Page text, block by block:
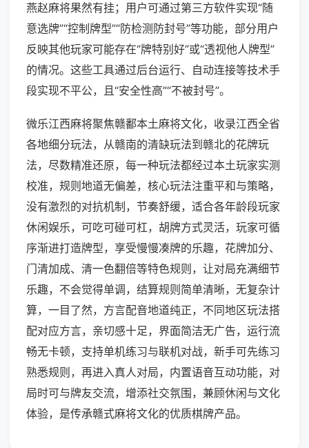
燕赵麻将果然有挂；用户可通过第三方软件实现“随
意选牌”“控制牌型”“防检测防封号”等功能，部分用户
反映其他玩家可能存在“牌特别好”或“透视他人牌型”
的情况。这些工具通过后台运行、自动连接等技术手
段实现不平公，且“安全性高”“不被封号”。
微乐江西麻将聚焦赣鄱本土麻将文化，收录江西全省
各地细分玩法，从赣南的清缺玩法到赣北的花牌玩
法，尽数精准还原，每一种玩法都经过本土玩家实测
校准，规则地道无偏差，核心玩法注重平和与策略，
没有激烈的对抗机制，节奏舒缓，适合各年龄段玩家
休闲娱乐，可吃可碰可杠，胡牌方式灵活，玩家可循
序渐进打造牌型，享受慢慢凑牌的乐趣，花牌加分、
门清加成、清一色翻倍等特色规则，让对局充满细节
乐趣，不会觉得单调，结算规则简单清晰，无复杂计
算，一目了然，方言配音地道纯正，不同地区玩法搭
配对应方言，亲切感十足，界面简洁无广告，运行流
畅无卡顿，支持单机练习与联机对战，新手可先练习
熟悉规则，再进入真人对局，内置语音互动功能，对
局时可与牌友交流，增添社交氛围，兼顾休闲与文化
体验，是传承赣式麻将文化的优质棋牌产品。